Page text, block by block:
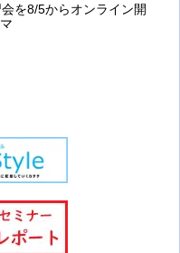
を8/5からオンライン開